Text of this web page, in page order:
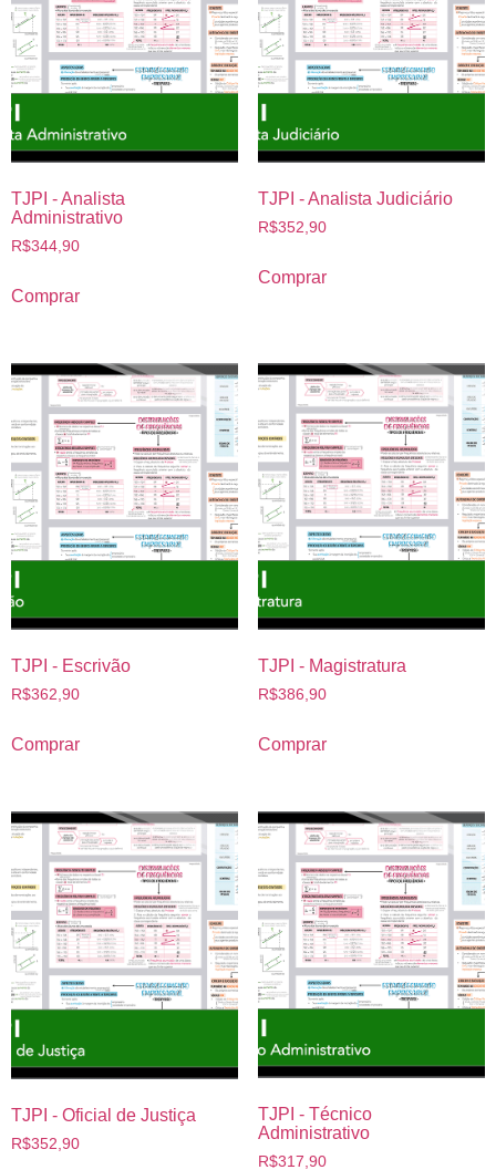
TJPI - Analista
Administrativo
R$344,90
Comprar
TJPI - Analista Judiciário
R$352,90
Comprar
TJPI - Escrivão
R$362,90
Comprar
TJPI - Magistratura
R$386,90
Comprar
TJPI - Oficial de Justiça
R$352,90
TJPI - Técnico
Administrativo
R$317,90